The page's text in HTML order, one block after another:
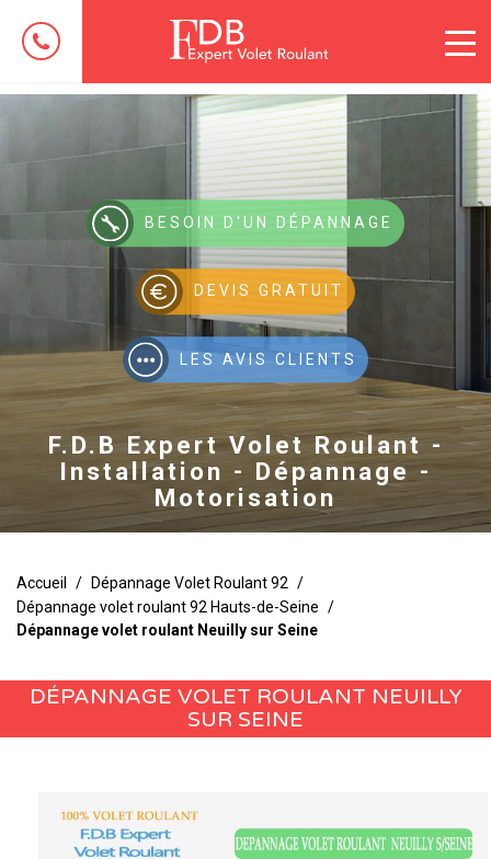
BESOIN D'UN DÉPANNAGE
DEVIS GRATUIT
LES AVIS CLIENTS
F.D.B Expert Volet Roulant -
Installation - Dépannage -
Motorisation
Accueil / Dépannage Volet Roulant 92 /
Dépannage volet roulant 92 Hauts-de-Seine /
Dépannage volet roulant Neuilly sur Seine
DÉPANNAGE VOLET ROULANT NEUILLY
SUR SEINE